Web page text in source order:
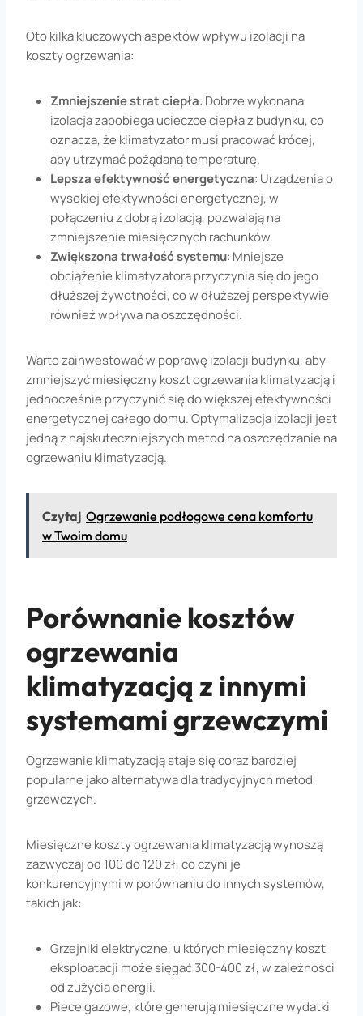
Oto kilka kluczowych aspektów wpływu izolacji na
koszty ogrzewania:
Zmniejszenie strat ciepła: Dobrze wykonana
izolacja zapobiega ucieczce ciepła z budynku, co
oznacza, że klimatyzator musi pracować krócej,
aby utrzymać pożądaną temperaturę.
Lepsza efektywność energetyczna: Urządzenia o
wysokiej efektywności energetycznej, w
połączeniu z dobrą izolacją, pozwalają na
zmniejszenie miesięcznych rachunków.
Zwiększona trwałość systemu: Mniejsze
obciążenie klimatyzatora przyczynia się do jego
dłuższej żywotności, co w dłuższej perspektywie
również wpływa na oszczędności.
Warto zainwestować w poprawę izolacji budynku, aby
zmniejszyć miesięczny koszt ogrzewania klimatyzacją i
jednocześnie przyczynić się do większej efektywności
energetycznej całego domu. Optymalizacja izolacji jest
jedną z najskuteczniejszych metod na oszczędzanie na
ogrzewaniu klimatyzacją.
Czytaj Ogrzewanie podłogowe cena komfortu
w Twoim domu
Porównanie kosztów
ogrzewania
klimatyzacją z innymi
systemami grzewczymi
Ogrzewanie klimatyzacją staje się coraz bardziej
popularne jako alternatywa dla tradycyjnych metod
grzewczych.
Miesięczne koszty ogrzewania klimatyzacją wynoszą
zazwyczaj od 100 do 120 zł, co czyni je
konkurencyjnymi w porównaniu do innych systemów,
takich jak:
Grzejniki elektryczne, u których miesięczny koszt
eksploatacji może sięgać 300-400 zł, w zależności
od zużycia energii.
Piece gazowe, które generują miesięczne wydatki